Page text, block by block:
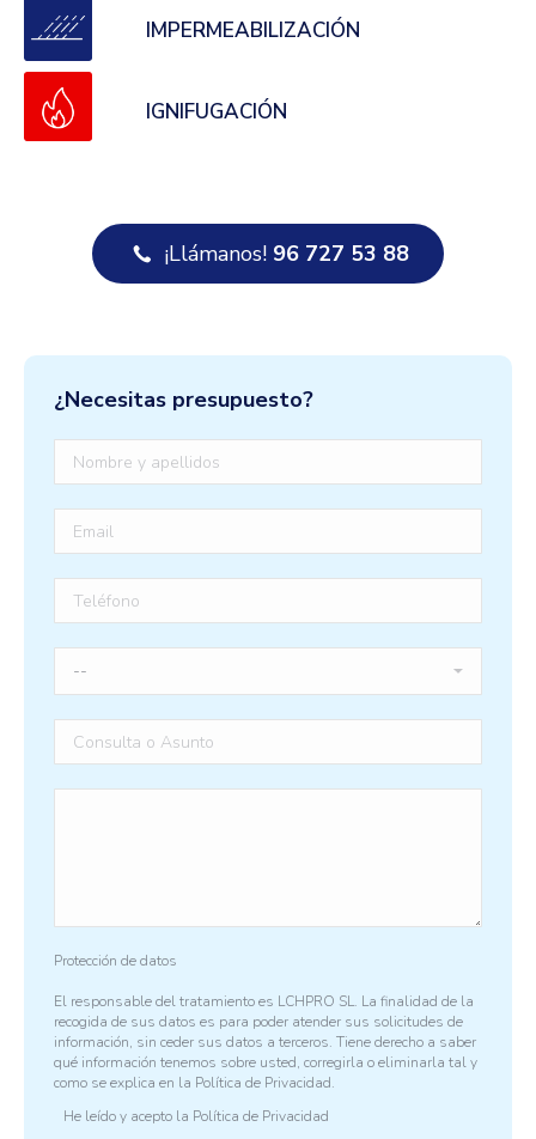
IMPERMEABILIZACIÓN
IGNIFUGACIÓN
¡Llámanos! 96 727 53 88
¿Necesitas presupuesto?
Protección de datos
El responsable del tratamiento es LCHPRO SL. La finalidad de la
recogida de sus datos es para poder atender sus solicitudes de
información, sin ceder sus datos a terceros. Tiene derecho a saber
qué información tenemos sobre usted, corregirla o eliminarla tal y
como se explica en la Política de Privacidad.
He leído y acepto la Política de Privacidad